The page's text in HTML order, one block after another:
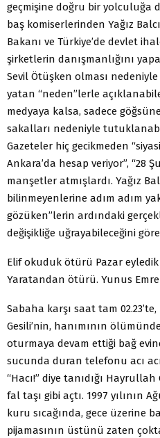
geçmişine doğru bir yolculuğa
baş komiserlerinden Yağız
Bakanı ve Türkiye’de devlet
şirketlerin danışmanlığını
Sevil Ötüşken olması
yatan “neden”lerle
medyaya kalsa, sadece
sakalları nedeniyle
Gazeteler hiç gecikmeden
Ankara’da hesap veriyor”, “28
manşetler atmışlardı. Yağız
bilinmeyenlerine adım adım
gözüken”lerin ardındaki
değişikliğe uğrayabileceğini
Elif okuduk ötürü Pazar eyledik
Yaratandan ötürü. Yunus Emre
Sabaha karşı saat tam
Gesili’nin, hanımının
oturmaya devam ettiği bağ
sucunda duran telefonu acı
“Hacı!” diye tanıdığı
fal taşı gibi açtı. 1997 yılının
kuru sıcağında, gece üzerine
pijamasının üstünü zaten